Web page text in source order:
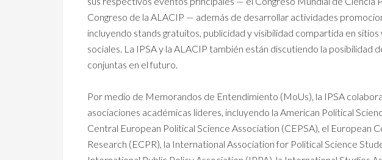
Congreso de la ALACIP — además de desarrollar actividades
incluyendo stands gratuitos, publicidad y visibilidad compartida en
sociales. La IPSA y la ALACIP también están discutiendo la posibilidad
conjuntas en el futuro.
Por medio de Memorandos de Entendimiento (MoUs), la IPSA
asociaciones académicas líderes, incluyendo la American Political
Central European Political Science Association (CEPSA), el European
Research (ECPR), la International Association for Political Science